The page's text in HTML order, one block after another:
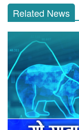
Related News